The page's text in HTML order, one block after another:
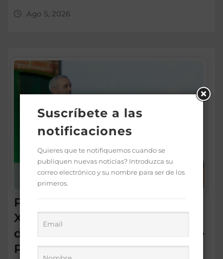
Ago 5, 2026
Presidente Abinader abrirá
XVI congreso internacional
de dirección de proyectos de
PMI República Dominicana
Suscríbete a las
notificaciones
Quieres que te notifiquemos cuando se
publiquen nuevas noticias? Introduzca su
correo electrónico y su nombre para ser de los
primeros.